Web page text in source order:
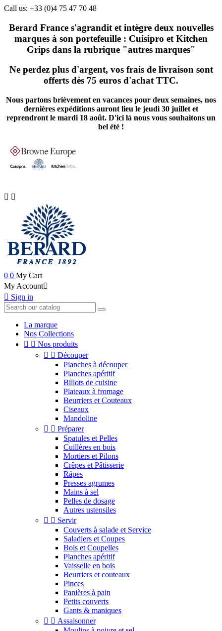
Call us: +33 (0)4 75 47 70 48
Berard France s'agrandit et intègre deux nouvelles
marques à son portefeuille : Cuisipro et Kitchen
Grips dans la rubrique "autres marques"
Ne perdez plus d'argent, vos frais de livraison sont
offerts dès 75 euros d'achat TTC.
Nous partons brièvement en vacances pour deux semaines, nos
dernières expéditions auront lieu le jeudi 30 juillet et
reprendront le mardi 18 août. D'ici là nous vous souhaitons un
bel été !
 
0 0 My Cart
My Account
 Sign in
La marque
Nos Collections
  Nos produits
  Découper
Planches à découper
Planches apéritif
Billots de cuisine
Plateaux à fromage
Beurriers et Couteaux
Ciseaux
Mandoline
  Préparer
Spatules et Pelles
Cuillères en bois
Mortiers et Pilons
Crêpes et Pâtisserie
Râpes
Presses agrumes
Mains à sel
Pelles de dosage
Autres ustensiles
  Servir
Couverts à salade et Service
Saladiers et Coupes
Bols et Coupelles
Planches apéritif
Vaisselle en bois
Beurriers et couteaux
Pinces
Panières à pain
Petits couverts
Gants & maniques
  Assaisonner